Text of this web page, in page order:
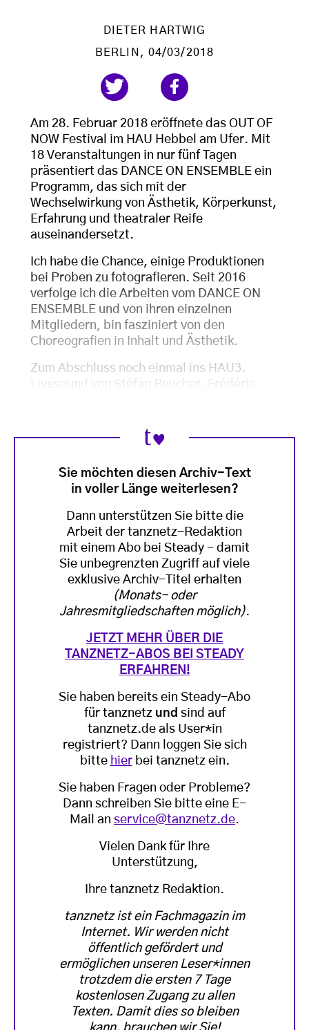
DIETER HARTWIG
BERLIN , 04/03/2018
Am 28. Februar 2018 eröffnete das OUT OF
NOW Festival im HAU Hebbel am Ufer. Mit
18 Veranstaltungen in nur fünf Tagen
präsentiert das DANCE ON ENSEMBLE ein
Programm, das sich mit der
Wechselwirkung von Ästhetik, Körperkunst,
Erfahrung und theatraler Reife
auseinandersetzt.
Ich habe die Chance, einige Produktionen
bei Proben zu fotografieren. Seit 2016
verfolge ich die Arbeiten vom DANCE ON
ENSEMBLE und von ihren einzelnen
Mitgliedern, bin fasziniert von den
Choreografien in Inhalt und Ästhetik.
Zum Abschluss noch einmal ins HAU3.
Livesound von Stéfan Boucher, Frédéric
Sie möchten diesen Archiv-Text
in voller Länge weiterlesen?
Dann unterstützen Sie bitte die
Arbeit der tanznetz-Redaktion
mit einem Abo bei Steady - damit
Sie unbegrenzten Zugriff auf viele
exklusive Archiv-Titel erhalten
(Monats- oder
Jahresmitgliedschaften möglich).
JETZT MEHR ÜBER DIE
TANZNETZ-ABOS BEI STEADY
ERFAHREN!
Sie haben bereits ein Steady-Abo
für tanznetz und sind auf
tanznetz.de als User*in
registriert? Dann loggen Sie sich
bitte hierbei tanznetz ein.
Sie haben Fragen oder Probleme?
Dann schreiben Sie bitte eine E-
Mail an service@tanznetz.de.
Vielen Dank für Ihre
Unterstützung,
Ihre tanznetz Redaktion.
tanznetz ist ein Fachmagazin im
Internet. Wir werden nicht
öffentlich gefördert und
ermöglichen unseren Leser*innen
trotzdem die ersten 7 Tage
kostenlosen Zugang zu allen
Texten. Damit dies so bleiben